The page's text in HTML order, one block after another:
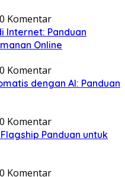
0 Komentar
Internet: Panduan
Online
0 Komentar
dengan AI: Panduan
0 Komentar
Panduan untuk
0 Komentar